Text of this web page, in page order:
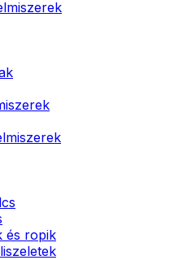
és ropik